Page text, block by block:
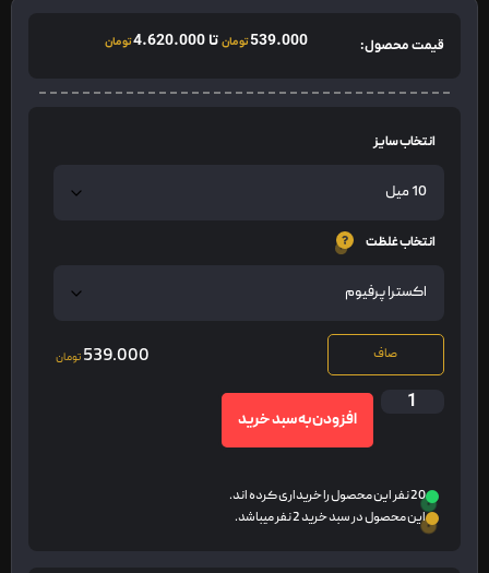
قیمت محصول: 539.000تومانتا4.620.000تومان
انتخاب سایز
انتخاب غلظت
صاف 539.000 تومان
افزودن به سبد خرید
20 نفر این محصول را خریداری کرده اند.
این محصول در سبد خرید 2 نفر میباشد.